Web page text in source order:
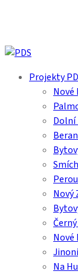
content
search
Menu Projekty
Nové
Dolní
Nový
Nové
Na